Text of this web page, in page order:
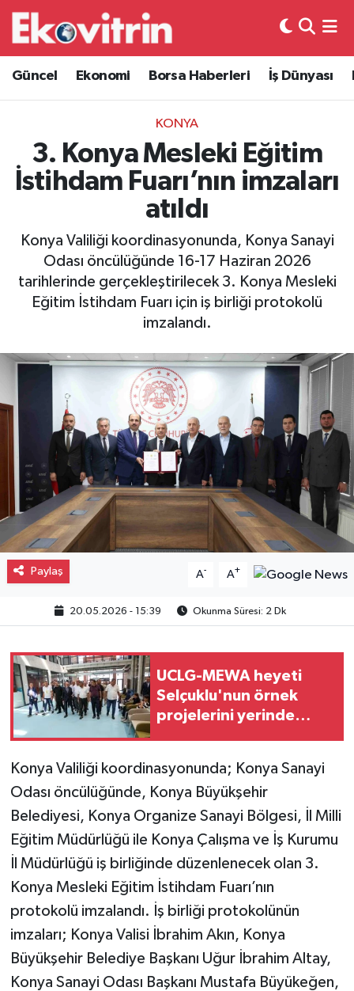
Güncel Ekonomi Borsa Haberleri İş Dünyası
KONYA
3. Konya Mesleki Eğitim
İstihdam Fuarı’nın imzaları
atıldı
Konya Valiliği koordinasyonunda, Konya Sanayi
Odası öncülüğünde 16-17 Haziran 2026
tarihlerinde gerçekleştirilecek 3. Konya Mesleki
Eğitim İstihdam Fuarı için iş birliği protokolü
imzalandı.
Paylaş A- A+
20.05.2026 - 15:39 Okunma Süresi: 2 Dk
UCLG-MEWA heyeti
Selçuklu'nun örnek
projelerini yerinde
Konya Valiliği koordinasyonunda; Konya Sanayi
Odası öncülüğünde, Konya Büyükşehir
Belediyesi, Konya Organize Sanayi Bölgesi, İl Milli
Eğitim Müdürlüğü ile Konya Çalışma ve İş Kurumu
İl Müdürlüğü iş birliğinde düzenlenecek olan 3.
Konya Mesleki Eğitim İstihdam Fuarı’nın
protokolü imzalandı. İş birliği protokolünün
imzaları; Konya Valisi İbrahim Akın, Konya
Büyükşehir Belediye Başkanı Uğur İbrahim Altay,
Konya Sanayi Odası Başkanı Mustafa Büyükeğen,
Güncel
Ekonomi
Borsa Haberleri
İş Dünyası
Otovitrin
Asayiş
Spor
Eğitim
Hava Durumu
Trafik Durumu
Süper Lig Puan Durumu ve Fikstür
Tüm Manşetler
Son Dakika Haberleri
Haber Arşivi